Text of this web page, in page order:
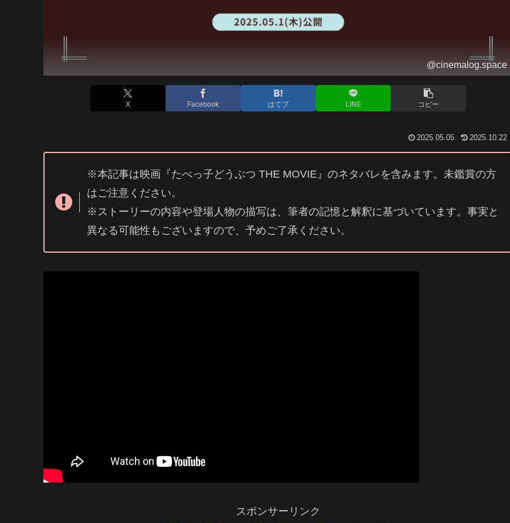
@cinemalog.space
X Facebook はてブ LINE コピー
2025.05.05 2025.10.22
※本記事は映画『たべっ子どうぶつ THE MOVIE』のネタバレを含みます。未鑑賞の方
はご注意ください。
※ストーリーの内容や登場人物の描写は、筆者の記憶と解釈に基づいています。事実と
異なる可能性もございますので、予めご了承ください。
スポンサーリンク